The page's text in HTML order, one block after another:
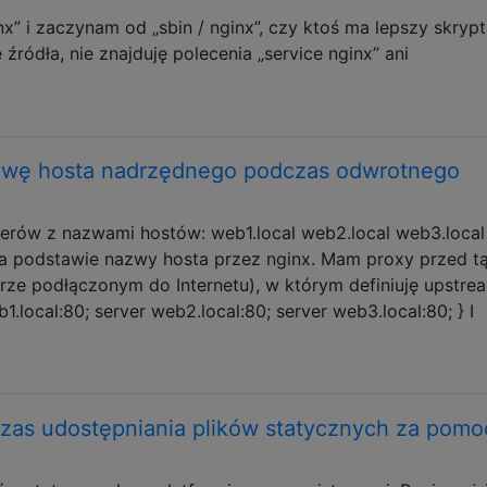
i zaczynam od „sbin / nginx”, czy ktoś ma lepszy skrypt
nie znajduję polecenia „service nginx” ani
hosta nadrzędnego podczas odwrotnego
z nazwami hostów: web1.local web2.local web3.local
podstawie nazwy hosta przez nginx. Mam proxy przed tą
podłączonym do Internetu), w którym definiuję
server web2.local:80; server web3.local:80; } I
udostępniania plików statycznych za